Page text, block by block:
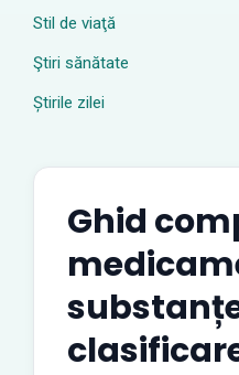
Stil de viaţă
Ştiri sănătate
Știrile zilei
Ghid